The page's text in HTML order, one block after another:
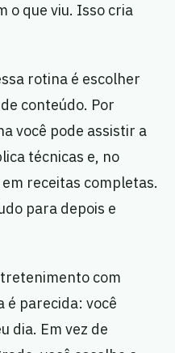
o que viu. Isso cria
rotina é escolher
conteúdo. Por
você pode assistir a
técnicas e, no
receitas completas.
para depois e
com
é parecida: você
dia. Em vez de